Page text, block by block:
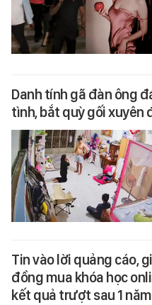
Danh tính gã đàn ông
tình, bắt quỳ gối xuyên
Tin vào lời quảng cáo,
đồng mua khóa học
kết quả trượt sau 1